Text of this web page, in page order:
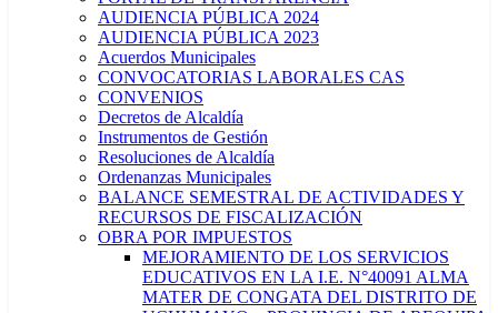
AUDIENCIA PÚBLICA 2024
AUDIENCIA PÚBLICA 2023
Acuerdos Municipales
CONVOCATORIAS LABORALES CAS
CONVENIOS
Decretos de Alcaldía
Instrumentos de Gestión
Resoluciones de Alcaldía
Ordenanzas Municipales
BALANCE SEMESTRAL DE ACTIVIDADES Y
RECURSOS DE FISCALIZACIÓN
OBRA POR IMPUESTOS
MEJORAMIENTO DE LOS SERVICIOS
EDUCATIVOS EN LA I.E. N°40091 ALMA
MATER DE CONGATA DEL DISTRITO DE